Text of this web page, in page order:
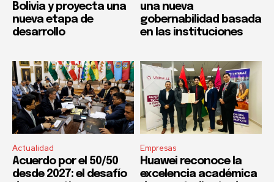
Bolivia y proyecta una
nueva etapa de
desarrollo
una nueva
gobernabilidad basada
en las instituciones
Actualidad
Acuerdo por el 50/50
desde 2027: el desafío
Empresas
Huawei reconoce la
excelencia académica